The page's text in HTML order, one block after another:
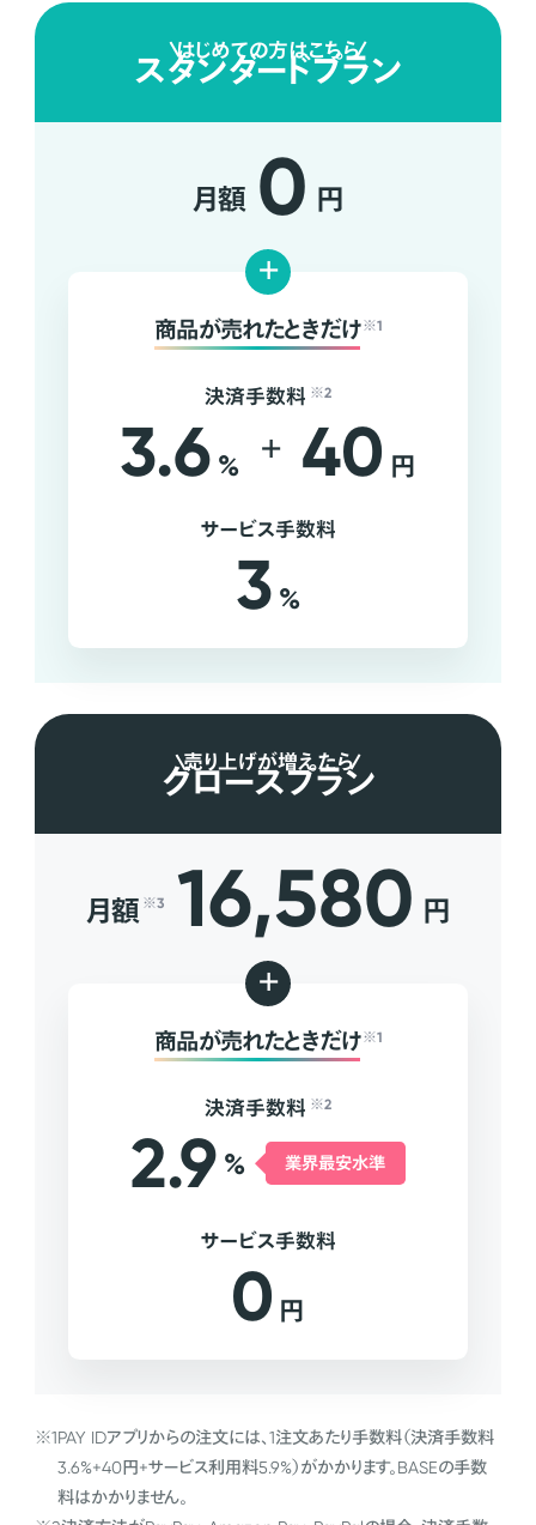
はじめての方はこちら
スタンダードプラン
月額 0 円
+
商品が売れたときだけ ※1
決済手数料 ※2
3.6 % + 40 円
サービス手数料
3 %
売り上げが増えたら
グロースプラン
月額 ※3 16,580 円
+
商品が売れたときだけ ※1
決済手数料 ※2
2.9 % 業界最安水準
サービス手数料
0 円
※1PAY IDアプリからの注文には、1注文あたり手数料（決済手数料
3.6%+40円+サービス利用料5.9%）がかかります。BASEの手数
料はかかりません。